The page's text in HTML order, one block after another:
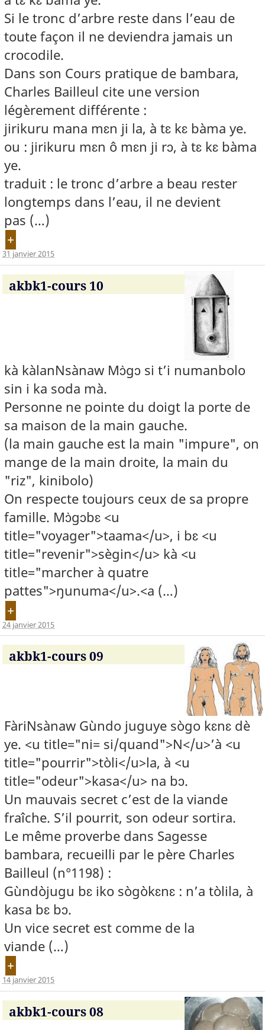
Si le tronc d’arbre reste dans l’eau de
toute façon il ne deviendra jamais un
crocodile.
Dans son Cours pratique de bambara,
Charles Bailleul cite une version
légèrement différente :
jirikuru mana mɛn ji la, à tɛ kɛ bàma ye.
ou : jirikuru mɛn ô mɛn ji rɔ, à tɛ kɛ bàma
ye.
traduit : le tronc d’arbre a beau rester
longtemps dans l’eau, il ne devient
pas (…)
+
31 janvier 2015
akbk1-cours 10
kà kàlanNsànaw Mɔ̀gɔ si t’i numanbolo
sin i ka soda mà.
Personne ne pointe du doigt la porte de
sa maison de la main gauche.
(la main gauche est la main "impure", on
mange de la main droite, la main du
"riz", kinibolo)
On respecte toujours ceux de sa propre
famille. Mɔ̀gɔbɛ <u
title="voyager">taama</u>, i bɛ <u
title="revenir">sègin</u> kà <u
title="marcher à quatre
pattes">ŋunuma</u>.<a (…)
+
24 janvier 2015
akbk1-cours 09
FàriNsànaw Gùndo juguye sògo kɛnɛ dè
ye. <u title="ni= si/quand">N</u>’à <u
title="pourrir">tòli</u>la, à <u
title="odeur">kasa</u> na bɔ.
Un mauvais secret c’est de la viande
fraîche. S’il pourrit, son odeur sortira.
Le même proverbe dans Sagesse
bambara, recueilli par le père Charles
Bailleul (n°1198) :
Gùndòjugu bɛ iko sògòkɛnɛ : n’a tòlila, à
kasa bɛ bɔ.
Un vice secret est comme de la
viande (…)
+
14 janvier 2015
akbk1-cours 08